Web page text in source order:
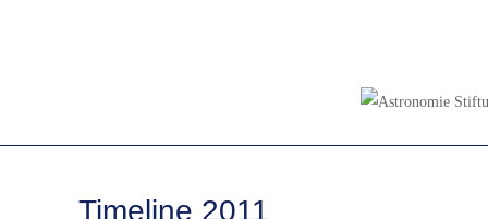
Timeline 2011